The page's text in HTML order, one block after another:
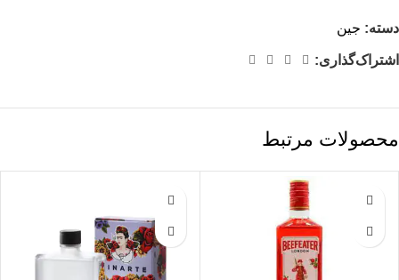
دسته: جین
اشتراک‌گذاری:
محصولات مرتبط